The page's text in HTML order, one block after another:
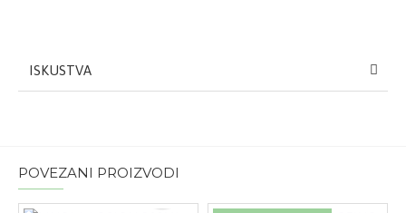
ISKUSTVA
POVEZANI PROIZVODI